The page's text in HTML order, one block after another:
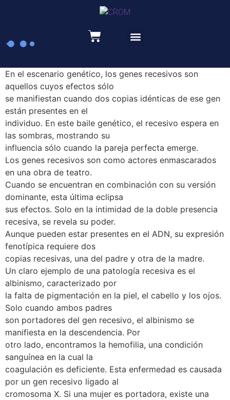
En el escenario genético, los genes recesivos son
aquellos cuyos efectos sólo
se manifiestan cuando dos copias idénticas de ese gen
están presentes en el
individuo. En este baile genético, el recesivo espera en
las sombras, mostrando su
influencia sólo cuando la pareja perfecta emerge.
Los genes recesivos son como actores enmascarados
en una obra de teatro.
Cuando se encuentran en combinación con su versión
dominante, esta última eclipsa
sus efectos. Solo en la intimidad de la doble presencia
recesiva, se revela su poder.
Aunque pueden estar presentes en el ADN, su expresión
fenotípica requiere dos
copias recesivas, una del padre y otra de la madre.
Un claro ejemplo de una patología recesiva es el
albinismo, caracterizado por
la falta de pigmentación en la piel, el cabello y los ojos.
Solo cuando ambos padres
son portadores del gen recesivo, el albinismo se
manifiesta en la descendencia. Por
otro lado, encontramos la hemofilia, una condición
sanguínea en la cual la
coagulación es deficiente. Esta enfermedad es causada
por un gen recesivo ligado al
cromosoma X. Si una mujer es portadora, existe una